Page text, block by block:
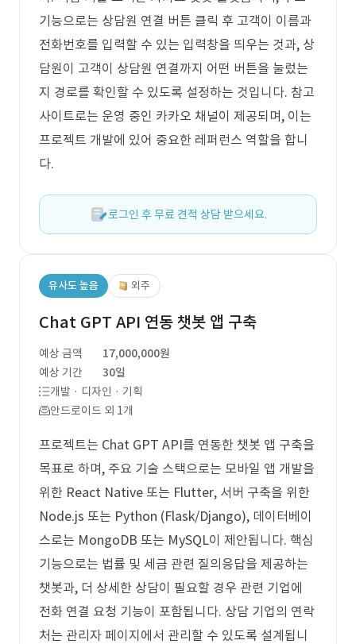
기능으로는 상담원 연결 버튼 클릭 후 고객이 이름과
전화번호를 입력할 수 있는 입력창을 띄우는 것과, 상
담원이 고객이 상담원 연결까지 어떤 버튼을 눌렀는
지 경로를 확인할 수 있도록 설정하는 것입니다. 참고
사이트로는 운영 중인 카카오 채널이 제공되며, 이는
프로젝트 개발에 있어 중요한 레퍼런스 역할을 합니
다.
로그인 후 무료 견적 상담 받으세요.
유사도 높음 외주
Chat GPT API 연동 챗봇 앱 구축
예상 금액
17,000,000원
예상 기간
30일
개발 · 디자인 · 기획
안드로이드 외 1개
프로젝트는 Chat GPT API를 연동한 챗봇 앱 구축을
목표로 하며, 주요 기술 스택으로는 모바일 앱 개발을
위한 React Native 또는 Flutter, 서버 구축을 위한
Node.js 또는 Python (Flask/Django), 데이터베이
스로는 MongoDB 또는 MySQL이 제안됩니다. 핵심
기능으로는 법률 및 세금 관련 질의응답을 제공하는
챗봇과, 더 상세한 상담이 필요할 경우 관련 기업에
전화 연결 요청 기능이 포함됩니다. 상담 기업의 연락
처는 관리자 페이지에서 관리할 수 있도록 설계됩니